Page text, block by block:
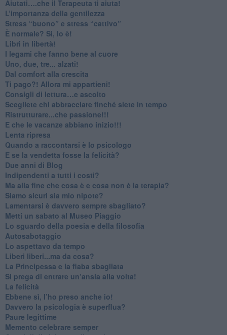
​Aiutati….che il Terapeuta ti aiuta!
​L’importanza della gentilezza
​Stress “buono” e stress “cattivo”
​È normale? Sì, lo è!
​Libri in libertà!
​I legami che fanno bene al cuore
Uno, due, tre... alzati!​
​Dal comfort alla crescita
​Ti pago?! Allora mi appartieni!​
​Consigli di lettura…e ascolto
​Scegliete chi abbracciare finché siete in tempo
​Ristrutturare...che passione!!!
​E che le vacanze abbiano inizio!!!
​Lenta ripresa
​Quando a raccontarsi è lo psicologo
​E se la vendetta fosse la felicità?
​Due anni di Blog
​Indipendenti a tutti i costi?
​Ma alla fine che cosa è e cosa non è la terapia?
​Siamo sicuri sia mio nipote?
​Lamentarsi è davvero sempre sbagliato?
​Metti un sabato al Museo Piaggio
​Lo sguardo della poesia e della filosofia
Autosabotaggio
​Lo aspettavo da tempo
​Liberi liberi...ma da cosa?
​La Principessa e la fiaba sbagliata
Si prega di entrare un’ansia alla volta!
​La felicità
​Ebbene sì, l’ho preso anche io!
​Davvero la psicologia è superflua?
Paure legittime
​Memento celebrare semper